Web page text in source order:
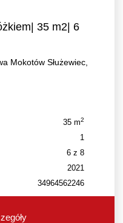
35 m2| 6
Mokotów Służewiec,
35 m2
1
6 z 8
2021
34964562246